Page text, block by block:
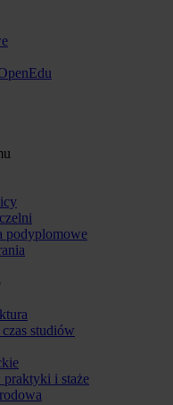
podyplomowe
studiów
i staże